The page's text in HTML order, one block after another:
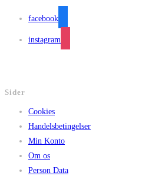
facebook
instagram
Sider
Cookies
Handelsbetingelser
Min Konto
Om os
Person Data